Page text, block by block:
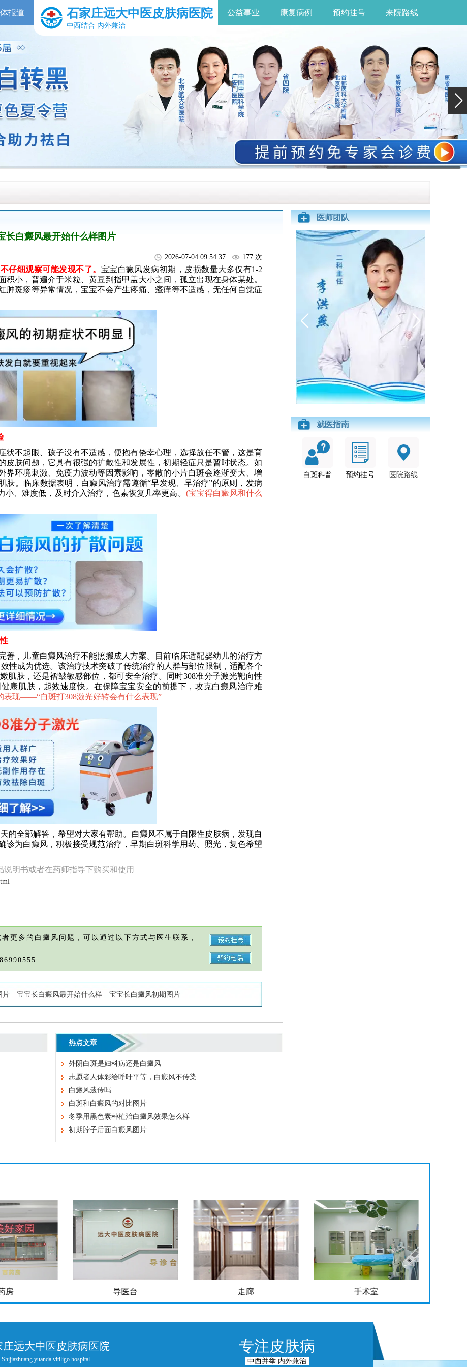
报道 石家庄远大中医皮肤病医院
中西结合 内外兼治
公益事业 康复病例 预约挂号 来院路线
长白癜风最开始什么样图片
2026-07-04 09:54:37 177 次
细观察可能发现不了。 宝宝白癜风发病初期，皮损数量大多仅有1-2
积小，普遍介于米粒、黄豆到指甲盖大小之间，孤立出现在身体某处。
肿斑疹等异常情况，宝宝不会产生疼痛、瘙痒等不适感，无任何自觉症
不起眼、孩子没有不适感，便抱有侥幸心理，选择放任不管，这是育
皮肤问题，它具有很强的扩散性和发展性，初期轻症只是暂时状态。如
界环境刺激、免疫力波动等因素影响，零散的小片白斑会逐渐变大、增
肤。临床数据表明，白癜风治疗需遵循“早发现、早治疗”的原则，发病
、难度低，及时介入治疗，色素恢复几率更高。 (宝宝得白癜风和什么
，儿童白癜风治疗不能照搬成人方案。目前临床适配婴幼儿的治疗方
性成为优选。该治疗技术突破了传统治疗的人群与部位限制，适配各个
肌肤，还是褶皱敏感部位，都可安全治疗。同时308准分子激光靶向性
康肌肤，起效速度快。在保障宝宝安全的前提下，攻克白癜风治疗难
表现——“白斑打308激光好转会有什么表现”
全部解答，希望对大家有帮助。白癜风不属于自限性皮肤病，发现白
诊为白癜风，积极接受规范治疗，早期白斑科学用药、照光，复色希望
明书或者在药师指导下购买和使用
更多的白癜风问题，可以通过以下方式与医生联系，
片 宝宝长白癜风最开始什么样 宝宝长白癜风初期图片
热点文章
外阴白斑是妇科病还是白癜风
志愿者人体彩绘呼吁平等，白癜风不传染
白癜风遗传吗
白斑和白癜风的对比图片
冬季用黑色素种植治白癜风效果怎么样
初期脖子后面白癜风图片
医师团队
就医指南
白斑科普 预约挂号 医院路线
房 导医台 走廊 手术室
庄远大中医皮肤病医院
Shijiazhuang yuanda vitiligo hospital
专注皮肤病
中西并举 内外兼治